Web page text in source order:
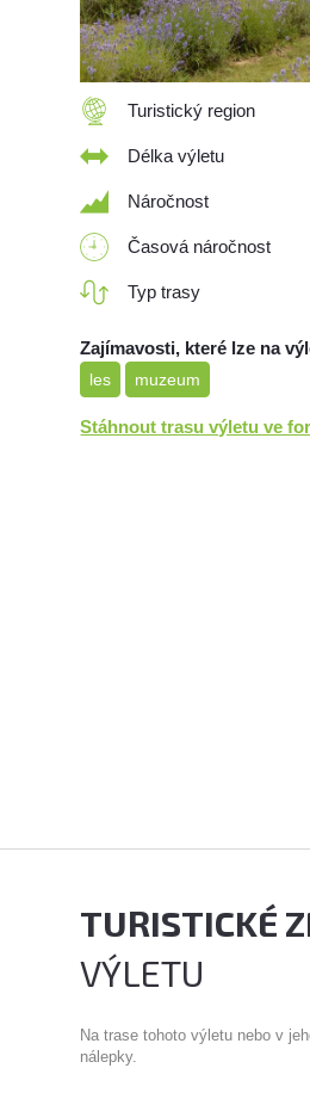
Turistický region
Délka výletu
Náročnost
Časová náročnost
Typ trasy
Zajímavosti, které lze na
les muzeum
Stáhnout trasu výletu ve
TURISTICKÉ
VÝLETU
Na trase tohoto výletu nebo v
nálepky.